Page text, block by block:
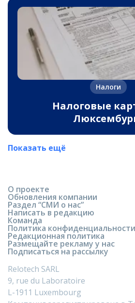
Налоги
Налоговые
Показать ещё
О проекте
Обновления компании
Раздел “СМИ о нас”
Написать в редакцию
Команда
Политика конфиденциальности
Редакционная политика
Размещайте рекламу у нас
Подписаться на рассылку
Relotech SARL
9, rue du Laboratoire
L-1911 Luxembourg